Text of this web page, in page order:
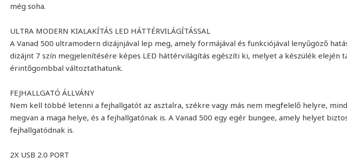
még soha.
ULTRA MODERN KIALAKÍTÁS LED HÁTTÉRVILÁGÍTÁSSAL
A Vanad 500 ultramodern dizájnjával lep meg, amely formájával és funkciójával lenyűgöző
dizájnt 7 szín megjelenítésére képes LED háttérvilágítás egészíti ki, melyet a készülék elején
érintőgombbal változtathatunk.
FEJHALLGATÓ ÁLLVÁNY
Nem kell többé letenni a fejhallgatót az asztalra, székre vagy más nem megfelelő helyre,
megvan a maga helye, és a fejhallgatónak is. A Vanad 500 egy egér bungee, amely helyet
fejhallgatódnak is.
2X USB 2.0 PORT